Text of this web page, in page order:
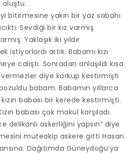
oluştu.
bitirmesine yakın bir yaz sabahı
Sevdiği bir kız varmış
Yaklaşık iki yıldır
istiyorlardı artık. Babamı kızı
calıştı. Sonradan anlaşıldı kısa
vermezler diye korkup kestirmişti
babam. Babamın yıllarca
babası bir kerede kestirmişti.
babası çok makul karşıladı.
delikanlı askerliğini yapsın” diye
müteakip askere gitti Hasan.
Dağıtımda Güneydoğu’ya